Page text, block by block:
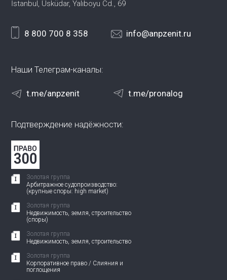
İstanbul, Üsküdar, Yalıboyu Cd., 69
8 800 700 8 358 info@anpzenit.ru
Наши Телеграм-каналы:
t.me/anpzenit t.me/pronalog
Подтверждение надёжности:
Золотая группа
Арбитражное судопроизводство:
(крупные споры: high market)
Золотая группа
Недвижимость, земля, строительство
(споры)
Золотая группа
Недвижимость, земля, строительство
Золотая группа
Корпоративное право / Слияния и
поглощения